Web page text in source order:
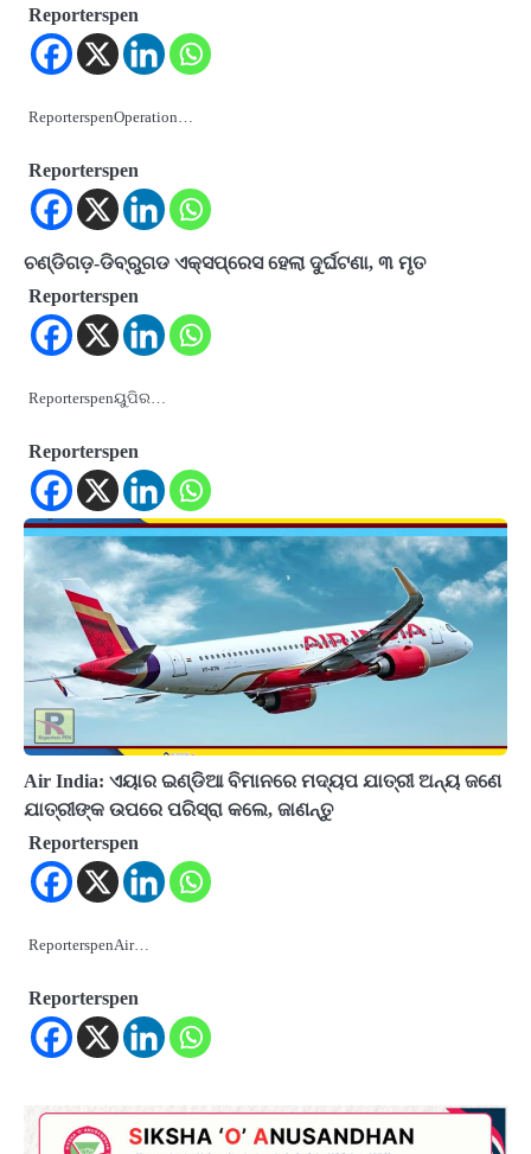
Reporterspen
ReporterspenOperation…
Reporterspen
ଚଣ୍ଡିଗଡ଼-ଡିବ୍ରୁଗଡ ଏକ୍ସପ୍ରେସ ହେଲା ଦୁର୍ଘଟଣା, ୩ ମୃତ
Reporterspen
Reporterspenୟୁପିର…
Reporterspen
Air India: ଏୟାର ଇଣ୍ଡିଆ ବିମାନରେ ମଦ୍ୟପ ଯାତ୍ରୀ ଅନ୍ୟ ଜଣେ
ଯାତ୍ରୀଙ୍କ ଉପରେ ପରିସ୍ରା କଲେ, ଜାଣନ୍ତୁ
Reporterspen
ReporterspenAir…
Reporterspen